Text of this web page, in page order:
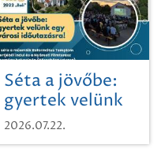
Séta a jövőbe:
gyertek velünk
egy városi
időutazásra!
2026.07.22.